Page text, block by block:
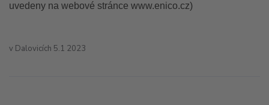
uvedeny na webové stránce www.enico.cz)
v Dalovicích 5.1 2023